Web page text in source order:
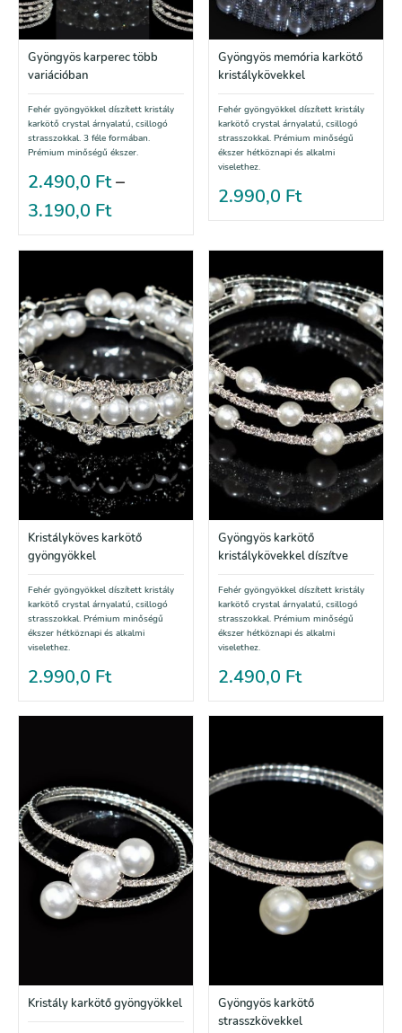
Gyöngyös karperec több
variációban
Fehér gyöngyökkel díszített kristály
karkötő crystal árnyalatú, csillogó
strasszokkal. 3 féle formában.
Prémium minőségű ékszer.
2.490,0 Ft–
3.190,0 Ft
Gyöngyös memória karkötő
kristálykövekkel
Fehér gyöngyökkel díszített kristály
karkötő crystal árnyalatú, csillogó
strasszokkal. Prémium minőségű
ékszer hétköznapi és alkalmi
viselethez.
2.990,0 Ft
Kristályköves karkötő
gyöngyökkel
Fehér gyöngyökkel díszített kristály
karkötő crystal árnyalatú, csillogó
strasszokkal. Prémium minőségű
ékszer hétköznapi és alkalmi
viselethez.
2.990,0 Ft
Gyöngyös karkötő
kristálykövekkel díszítve
Fehér gyöngyökkel díszített kristály
karkötő crystal árnyalatú, csillogó
strasszokkal. Prémium minőségű
ékszer hétköznapi és alkalmi
viselethez.
2.490,0 Ft
Kristály karkötő gyöngyökkel
Gyöngyös karkötő
strasszkövekkel